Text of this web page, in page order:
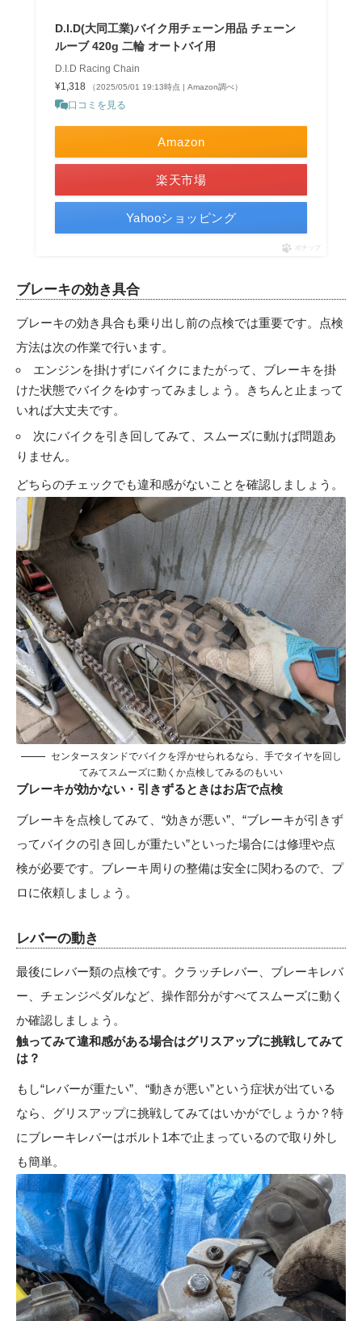
D.I.D(大同工業)バイク用チェーン用品 チェーン
ルーブ 420g 二輪 オートバイ用
D.I.D Racing Chain
¥1,318
（2025/05/01 19:13時点 | Amazon調べ）
口コミを見る
Amazon
楽天市場
Yahooショッピング
ポチップ
ブレーキの効き具合
ブレーキの効き具合も乗り出し前の点検では重要です。点検
方法は次の作業で行います。
エンジンを掛けずにバイクにまたがって、ブレーキを掛
けた状態でバイクをゆすってみましょう。きちんと止まって
いれば大丈夫です。
次にバイクを引き回してみて、スムーズに動けば問題あ
りません。
どちらのチェックでも違和感がないことを確認しましょう。
センタースタンドでバイクを浮かせられるなら、手でタイヤを回し
てみてスムーズに動くか点検してみるのもいい
ブレーキが効かない・引きずるときはお店で点検
ブレーキを点検してみて、“効きが悪い”、“ブレーキが引きず
ってバイクの引き回しが重たい”といった場合には修理や点
検が必要です。ブレーキ周りの整備は安全に関わるので、プ
ロに依頼しましょう。
レバーの動き
最後にレバー類の点検です。クラッチレバー、ブレーキレバ
ー、チェンジペダルなど、操作部分がすべてスムーズに動く
か確認しましょう。
触ってみて違和感がある場合はグリスアップに挑戦してみて
は？
もし“レバーが重たい”、“動きが悪い”という症状が出ている
なら、グリスアップに挑戦してみてはいかがでしょうか？特
にブレーキレバーはボルト1本で止まっているので取り外し
も簡単。